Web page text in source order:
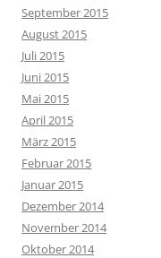
September 2015
August 2015
Juli 2015
Juni 2015
Mai 2015
April 2015
März 2015
Februar 2015
Januar 2015
Dezember 2014
November 2014
Oktober 2014